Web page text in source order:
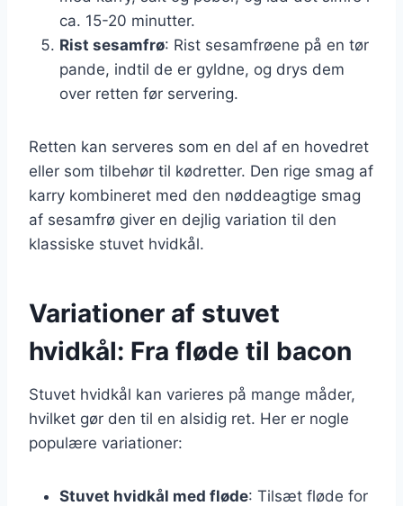
ca. 15-20 minutter.
Rist sesamfrø: Rist sesamfrøene på en tør
pande, indtil de er gyldne, og drys dem
over retten før servering.
Retten kan serveres som en del af en hovedret
eller som tilbehør til kødretter. Den rige smag af
karry kombineret med den nøddeagtige smag
af sesamfrø giver en dejlig variation til den
klassiske stuvet hvidkål.
Variationer af stuvet
hvidkål: Fra fløde til bacon
Stuvet hvidkål kan varieres på mange måder,
hvilket gør den til en alsidig ret. Her er nogle
populære variationer:
Stuvet hvidkål med fløde: Tilsæt fløde for